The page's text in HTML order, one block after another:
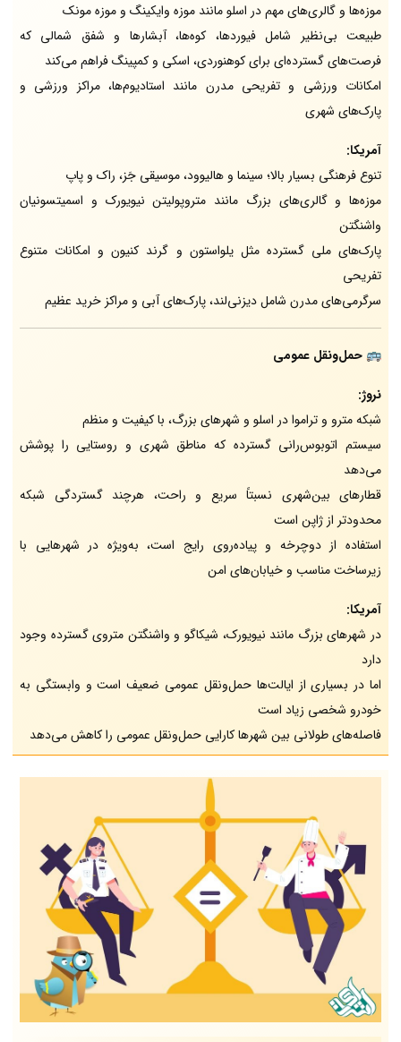
موزه‌ها و گالری‌های مهم در اسلو مانند موزه وایکینگ و موزه مونک
طبیعت بی‌نظیر شامل فیوردها، کوه‌ها، آبشارها و شفق شمالی که
فرصت‌های گسترده‌ای برای کوهنوردی، اسکی و کمپینگ فراهم می‌کند
امکانات ورزشی و تفریحی مدرن مانند استادیوم‌ها، مراکز ورزشی و
پارک‌های شهری
آمریکا:
تنوع فرهنگی بسیار بالا؛ سینما و هالیوود، موسیقی جَز، راک و پاپ
موزه‌ها و گالری‌های بزرگ مانند متروپولیتن نیویورک و اسمیتسونیان
واشنگتن
پارک‌های ملی گسترده مثل یلواستون و گرند کنیون و امکانات متنوع
تفریحی
سرگرمی‌های مدرن شامل دیزنی‌لند، پارک‌های آبی و مراکز خرید عظیم
🚌حمل‌ونقل عمومی
نروژ:
شبکه مترو و تراموا در اسلو و شهرهای بزرگ، با کیفیت و منظم
سیستم اتوبوس‌رانی گسترده که مناطق شهری و روستایی را پوشش
می‌دهد
قطارهای بین‌شهری نسبتاً سریع و راحت، هرچند گستردگی شبکه
محدودتر از ژاپن است
استفاده از دوچرخه و پیاده‌روی رایج است، به‌ویژه در شهرهایی با
زیرساخت مناسب و خیابان‌های امن
آمریکا:
در شهرهای بزرگ مانند نیویورک، شیکاگو و واشنگتن متروی گسترده وجود
دارد
اما در بسیاری از ایالت‌ها حمل‌ونقل عمومی ضعیف است و وابستگی به
خودرو شخصی زیاد است
فاصله‌های طولانی بین شهرها کارایی حمل‌ونقل عمومی را کاهش می‌دهد